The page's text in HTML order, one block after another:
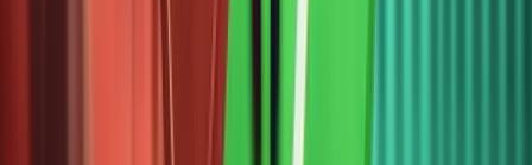
theo dõi